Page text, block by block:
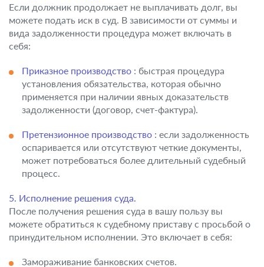
Если должник продолжает не выплачивать долг, вы
можете подать иск в суд. В зависимости от суммы и
вида задолженности процедура может включать в
себя:
Приказное производство : быстрая процедура
установления обязательства, которая обычно
применяется при наличии явных доказательств
задолженности (договор, счет-фактура).
Претензионное производство : если задолженность
оспаривается или отсутствуют четкие документы,
может потребоваться более длительный судебный
процесс.
5. Исполнение решения суда.
После получения решения суда в вашу пользу вы
можете обратиться к судебному приставу с просьбой о
принудительном исполнении. Это включает в себя:
Замораживание банковских счетов.